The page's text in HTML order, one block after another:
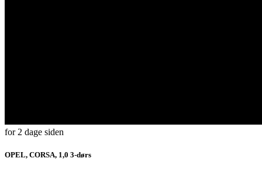
for 2 dage siden
OPEL, CORSA, 1,0 3-dørs